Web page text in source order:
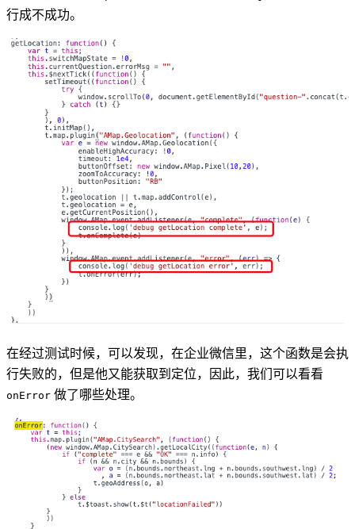
行成不成功。
在经过测试时候，可以发现，在企业微信里，这个函数是会执
行失败的，但是他又能获取到定位，因此，我们可以看看
onError 做了哪些处理。